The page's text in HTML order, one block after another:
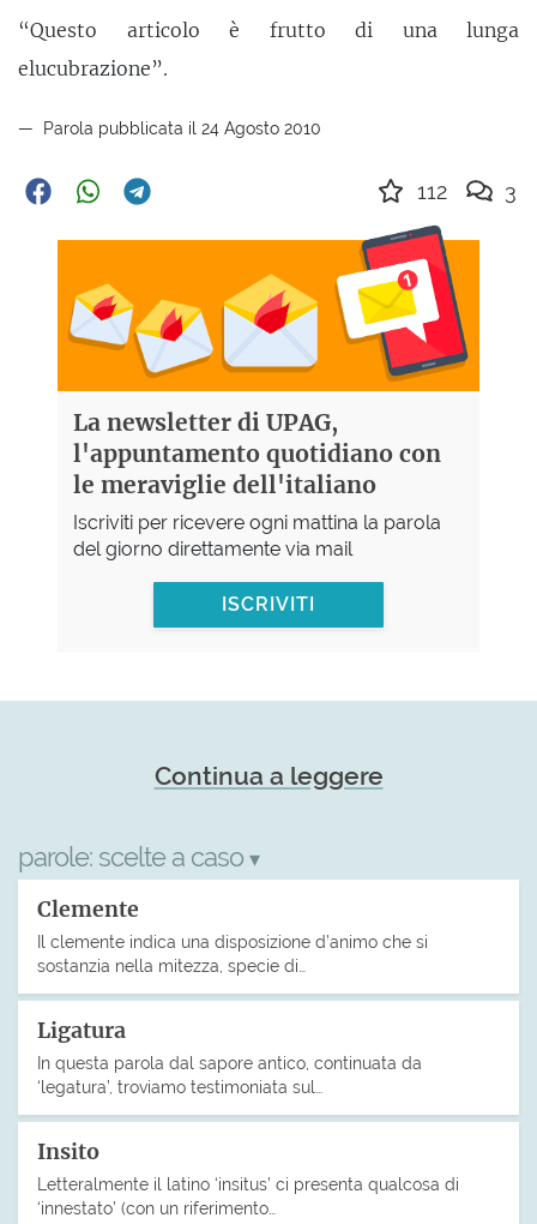
“Questo articolo è frutto di una lunga
elucubrazione”.
Parola pubblicata il 24 Agosto 2010
112 3
La newsletter di UPAG,
l'appuntamento quotidiano con
le meraviglie dell'italiano
Iscriviti per ricevere ogni mattina la parola
del giorno direttamente via mail
ISCRIVITI
Continua a leggere
parole: scelte a caso ▾
Clemente
Il clemente indica una disposizione d’animo che si
sostanzia nella mitezza, specie di…
Ligatura
In questa parola dal sapore antico, continuata da
‘legatura’, troviamo testimoniata sul…
Insito
Letteralmente il latino ‘insitus’ ci presenta qualcosa di
‘innestato’ (con un riferimento…